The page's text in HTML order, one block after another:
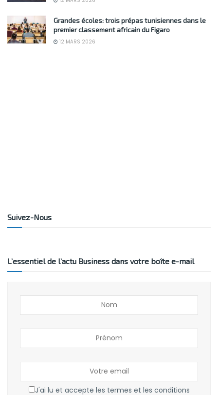
Grandes écoles: trois prépas tunisiennes dans le
premier classement africain du Figaro
12 MARS 2026
Suivez-Nous
L’essentiel de l’actu Business dans votre boîte e-mail
J'ai lu et accepte les termes et les conditions